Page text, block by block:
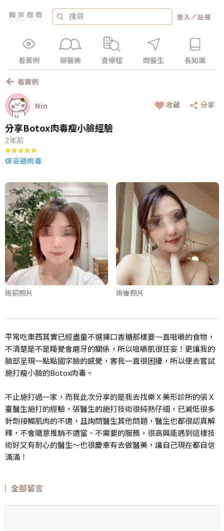
登入 ／註冊
看案例 聊醫美 查療程 問醫生 長知識
看案例
Nin 收藏 分享
分享Botox肉毒瘦小臉經驗
2年前
保妥適肉毒
術前照片 術後照片
平常吃東西其實已經盡量不選擇口香糖那樣要一直咀嚼的食物，
不清楚是不是睡覺會磨牙的關係，所以咀嚼肌很狂妄！更讓我的
臉部呈現一點點國字臉的感覺，害我一直很困擾，所以便去嘗試
施打瘦小臉的Botox肉毒。
不止施打過一家，而我此次分享的是我去找樂Ｘ美形診所的張Ｘ
臺醫生施打的經驗，張醫生的施打技術很純熟仔細，已減低很多
針劑接觸肌肉的不適，且詢問醫生其他問題，醫生也都很認真解
釋，不會隨意推銷不適當、不需要的服務，很高興能遇到這樣技
術好又有耐心的醫生～也很慶幸有去做醫美，讓自己現在都自信
滿滿！
全部留言